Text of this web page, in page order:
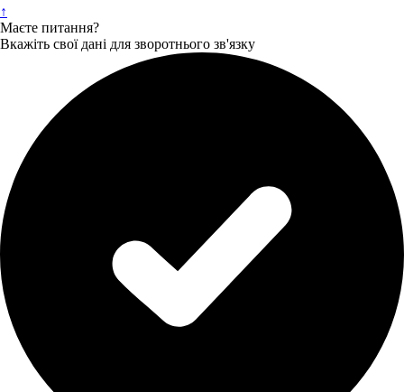
↑
Маєте питання?
Вкажіть свої дані для зворотнього зв'язку